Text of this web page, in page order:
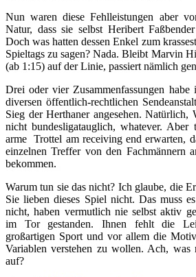
Nun waren diese Fehlleistungen aber
Natur, dass sie selbst Heribert
Doch was hatten dessen Enkel zum
Spieltags zu sagen? Nada. Bleibt Marvin
(ab 1:15) auf der Linie, passiert nämlich
Drei oder vier Zusammenfassungen habe
diversen öffentlich-rechtlichen
Sieg der Herthaner angesehen. Natürlich,
nicht bundesligatauglich, whatever. Aber
arme Trottel am receiving end erwarten,
einzelnen Treffer von den Fachmännern
bekommen.
Warum tun sie das nicht? Ich glaube, die
Sie lieben dieses Spiel nicht. Das muss
nicht, haben vermutlich nie selbst aktiv
im Tor gestanden. Ihnen fehlt die
großartigen Sport und vor allem die
Variablen verstehen zu wollen. Ach, was
auf?